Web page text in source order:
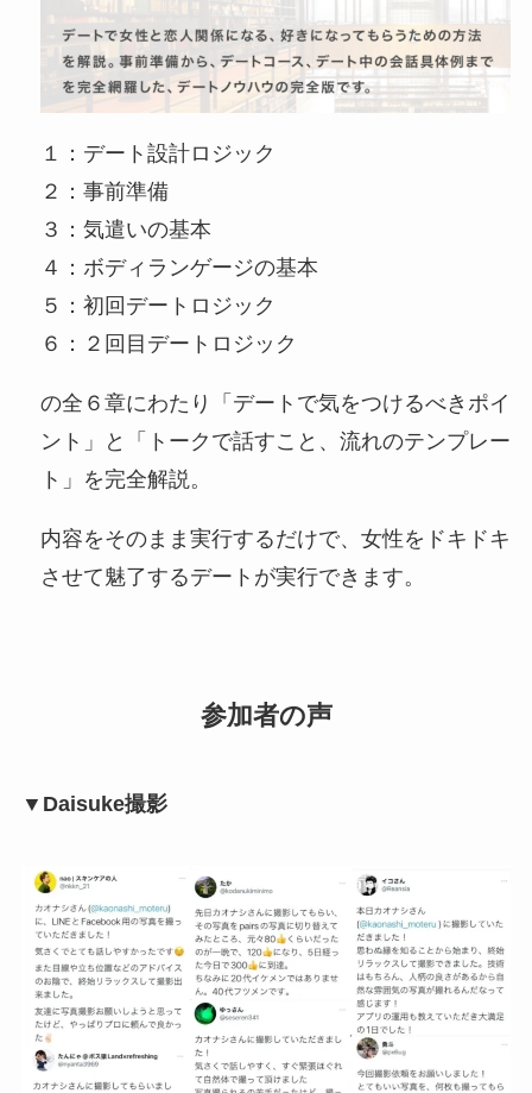
１：デート設計ロジック
２：事前準備
３：気遣いの基本
４：ボディランゲージの基本
５：初回デートロジック
６：２回目デートロジック
の全６章にわたり「デートで気をつけるべきポイ
ント」と「トークで話すこと、流れのテンプレー
ト」を完全解説。
内容をそのまま実行するだけで、女性をドキドキ
させて魅了するデートが実行できます。
参加者の声
▼Daisuke撮影